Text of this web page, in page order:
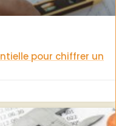
pour chiffrer un